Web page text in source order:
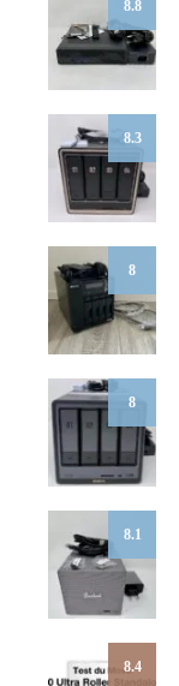
8.8
8.3
8
8
8.1
8.4